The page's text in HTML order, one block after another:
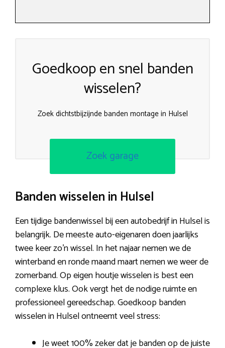
Goedkoop en snel banden
wisselen?
Zoek dichtstbijzijnde banden montage in Hulsel
Zoek garage
Banden wisselen in Hulsel
Een tijdige bandenwissel bij een autobedrijf in Hulsel is
belangrijk. De meeste auto-eigenaren doen jaarlijks
twee keer zo’n wissel. In het najaar nemen we de
winterband en ronde maand maart nemen we weer de
zomerband. Op eigen houtje wisselen is best een
complexe klus. Ook vergt het de nodige ruimte en
professioneel gereedschap. Goedkoop banden
wisselen in Hulsel ontneemt veel stress:
Je weet 100% zeker dat je banden op de juiste